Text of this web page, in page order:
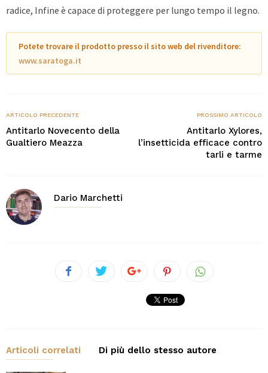
radice, Infine è capace di proteggere per lungo tempo il legno.
Potete trovare il prodotto presso il sito web del rivenditore:
www.saratoga.it
ARTICOLO PRECEDENTE
Antitarlo Novecento della
Gualtiero Meazza
PROSSIMO ARTICOLO
Antitarlo Xylores,
l’insetticida efficace contro
tarli e tarme
Dario Marchetti
Articoli correlati Di più dello stesso autore